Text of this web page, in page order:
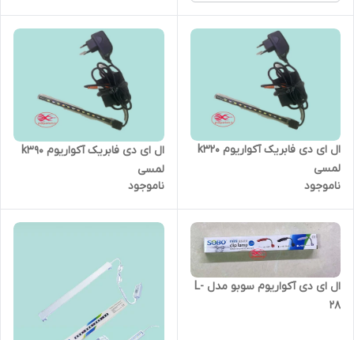
ال ای دی فابریک آکواریوم k320
لمسی
ناموجود
ال ای دی فابریک آکواریوم k390
لمسی
ناموجود
ال ای دی آکواریوم سوبو مدل L-
28